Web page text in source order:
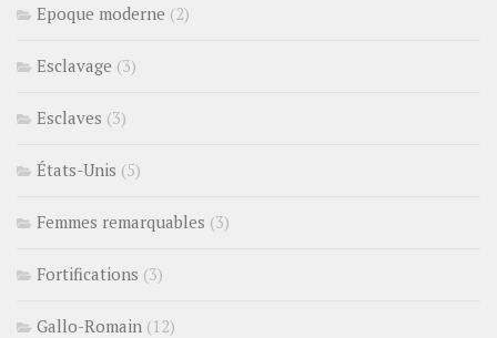
Epoque moderne (2)
Esclavage (3)
Esclaves (3)
États-Unis (5)
Femmes remarquables (3)
Fortifications (3)
Gallo-Romain (12)